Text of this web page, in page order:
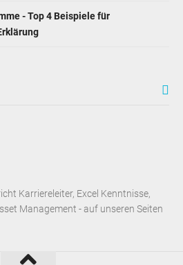
- Top 4 Beispiele für
Karriereleiter, Excel Kenntnisse,
Management - auf unseren Seiten